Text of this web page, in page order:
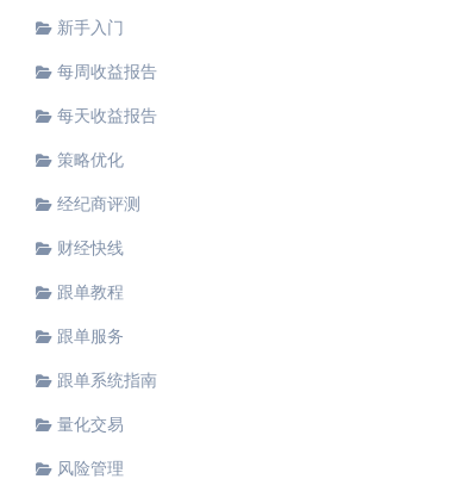
新手入门
每周收益报告
每天收益报告
策略优化
经纪商评测
财经快线
跟单教程
跟单服务
跟单系统指南
量化交易
风险管理